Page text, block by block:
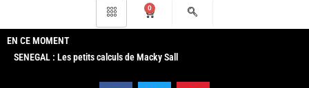
0
EN CE MOMENT
SENEGAL : Les petits calculs de Macky Sall